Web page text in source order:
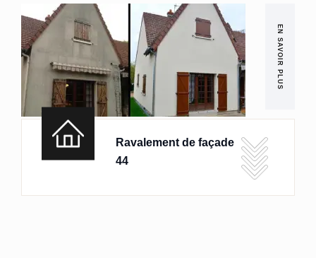
EN SAVOIR PLUS
Ravalement de façade
44